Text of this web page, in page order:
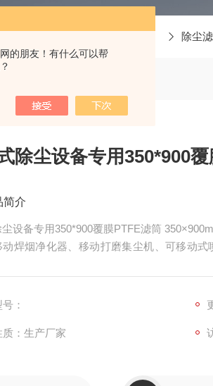
的朋友！有什么可以帮
除尘
除尘设备专用350*900
简介
设备专用350*900覆膜PTFE滤筒
动焊烟净化器、移动打磨集尘机、可移动式
：
质：生产厂家